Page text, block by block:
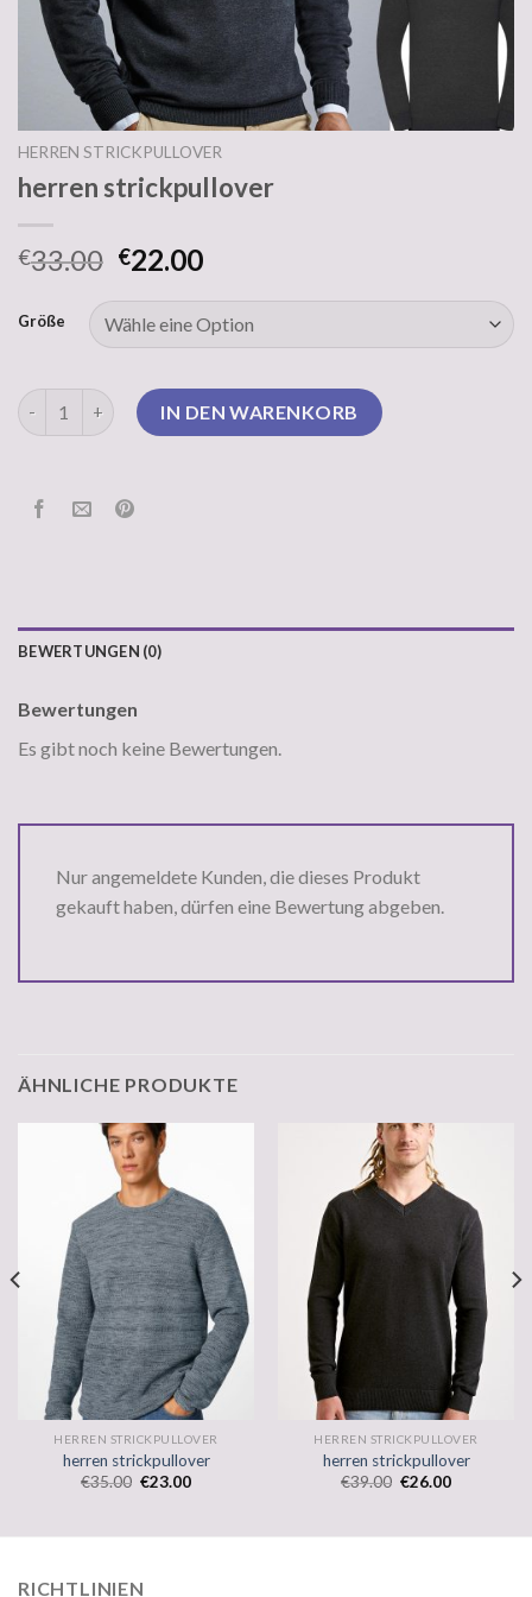
HERREN STRICKPULLOVER
herren strickpullover
€33.00 €22.00
Größe
herren strickpullover MengeIN DEN WARENKORB
BEWERTUNGEN (0)
Bewertungen
Es gibt noch keine Bewertungen.
Nur angemeldete Kunden, die dieses Produkt
gekauft haben, dürfen eine Bewertung abgeben.
ÄHNLICHE PRODUKTE
HERREN STRICKPULLOVER
herren strickpullover
€35.00 €23.00
HERREN STRICKPULLOVER
herren strickpullover
€39.00 €26.00
RICHTLINIEN